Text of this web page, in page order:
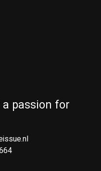
passion for